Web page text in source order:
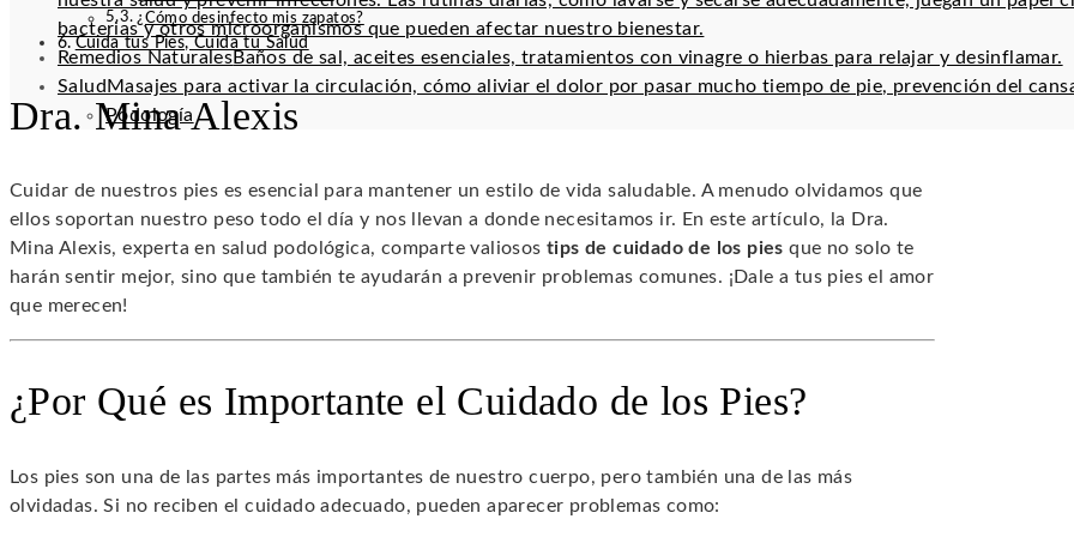
bacterias y otros microorganismos que pueden afectar nuestro bienestar.
Remedios NaturalesBaños de sal, aceites esenciales, tratamientos con vinagre o hierbas para relajar y desinflamar.
Salud Masajes para activar la circulación, cómo aliviar el dolor por pasar mucho tiempo de pie, prevención del
Podología
¿Cómo desinfecto mis zapatos?
Cuida tus Pies, Cuida tu Salud
Dra. Mina Alexis
Cuidar de nuestros pies es esencial para mantener un estilo de vida saludable. A menudo olvidamos que
ellos soportan nuestro peso todo el día y nos llevan a donde necesitamos ir. En este artículo, la Dra.
Mina Alexis, experta en salud podológica, comparte valiosos tips de cuidado de los pies que no solo te
harán sentir mejor, sino que también te ayudarán a prevenir problemas comunes. ¡Dale a tus pies el amor
que merecen!
¿Por Qué es Importante el Cuidado de los Pies?
Los pies son una de las partes más importantes de nuestro cuerpo, pero también una de las más
olvidadas. Si no reciben el cuidado adecuado, pueden aparecer problemas como: